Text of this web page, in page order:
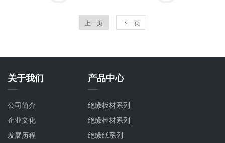
上一页 下一页
关于我们
公司简介
企业文化
发展历程
产品中心
绝缘板材系列
绝缘棒材系列
绝缘纸系列